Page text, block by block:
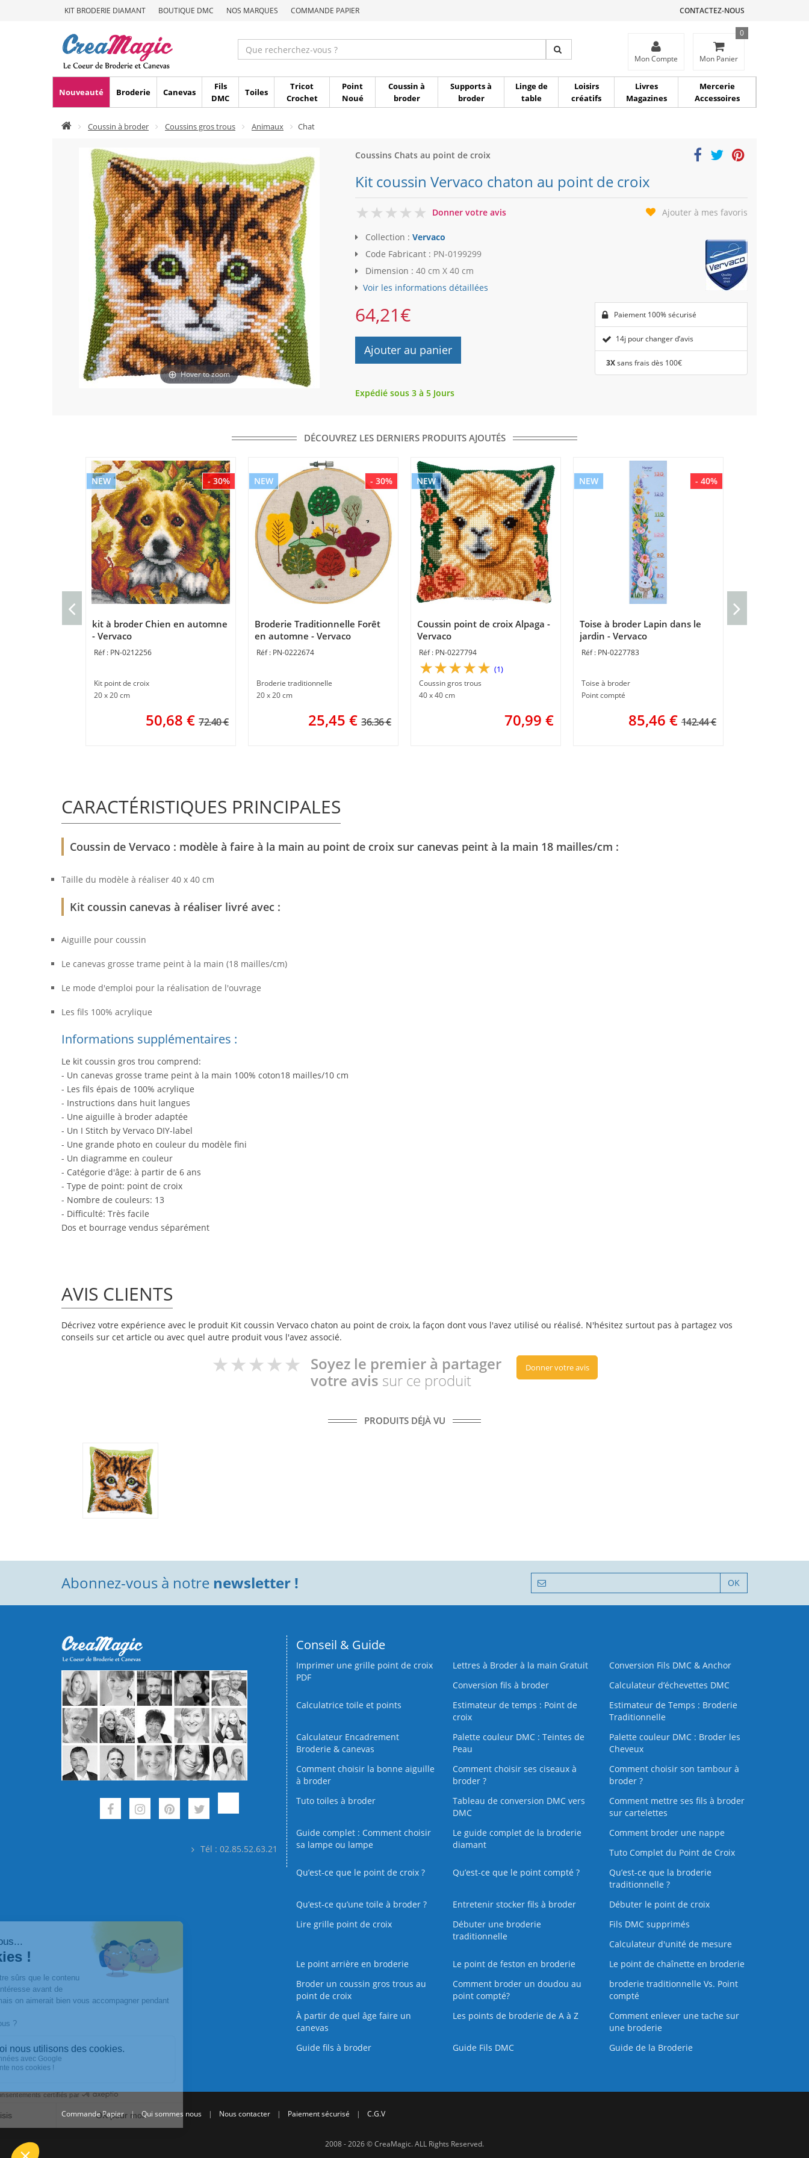
KIT BRODERIE DIAMANT BOUTIQUE DMC NOS MARQUES COMMANDE PAPIER CONTACTEZ-NOUS
Mon Compte Mon Panier
0
Nouveauté Broderie Canevas
Fils
DMC
Toiles
Tricot
Crochet
Point
Noué
Coussin à
broder
Supports à
broder
Linge de
table
Loisirs
créatifs
Livres
Magazines
Mercerie
Accessoires
Coussin à broder Coussins gros trous Animaux Chat
Hover to zoom
Coussins Chats au point de croix
Kit coussin Vervaco chaton au point de croix
0
Donner votre avis Ajouter à mes favoris
Collection : Vervaco
Code Fabricant : PN-0199299
Dimension : 40 cm X 40 cm
Voir les informations détaillées
64,21€
Ajouter au panier
Paiement 100% sécurisé
14j pour changer d’avis
3Xsans frais dès 100€
Expédié sous 3 à 5 Jours
DÉCOUVREZ LES DERNIERS PRODUITS AJOUTÉS
- 30%
NEW
kit à broder Chien en automne
- Vervaco
PN-0212256
Kit point de croix
20 x 20 cm
50,68 € 72.40 €
- 30%
NEW
Broderie Traditionnelle Forêt
en automne - Vervaco
PN-0222674
Broderie traditionnelle
20 x 20 cm
25,45 € 36.36 €
NEW
Coussin point de croix Alpaga -
Vervaco
PN-0227794
(1)
Coussin gros trous
40 x 40 cm
70,99 €
- 40%
NEW
Toise à broder Lapin dans le
jardin - Vervaco
PN-0227783
Toise à broder
Point compté
85,46 € 142.44 €
CARACTÉRISTIQUES PRINCIPALES
Coussin de Vervaco : modèle à faire à la main au point de croix sur canevas peint à la main 18 mailles/cm :
Taille du modèle à réaliser 40 x 40 cm
Kit coussin canevas à réaliser livré avec :
Aiguille pour coussin
Le canevas grosse trame peint à la main (18 mailles/cm)
Le mode d'emploi pour la réalisation de l'ouvrage
Les fils 100% acrylique
Informations supplémentaires :
Le kit coussin gros trou comprend:
- Un canevas grosse trame peint à la main 100% coton18 mailles/10 cm
- Les fils épais de 100% acrylique
- Instructions dans huit langues
- Une aiguille à broder adaptée
- Un I Stitch by Vervaco DIY-label
- Une grande photo en couleur du modèle fini
- Un diagramme en couleur
- Catégorie d'âge: à partir de 6 ans
- Type de point: point de croix
- Nombre de couleurs: 13
- Difficulté: Très facile
Dos et bourrage vendus séparément
AVIS CLIENTS
Décrivez votre expérience avec le produit Kit coussin Vervaco chaton au point de croix, la façon dont vous l'avez utilisé ou réalisé. N'hésitez surtout pas à partagez vos
conseils sur cet article ou avec quel autre produit vous l'avez associé.
Soyez le premier à partager
votre avis sur ce produit
Donner votre avis
PRODUITS DÉJÀ VU
Abonnez-vous à notre newsletter ! OK
Tél : 02.85.52.63.21
Conseil & Guide
Imprimer une grille point de croix
PDF
Lettres à Broder à la main Gratuit
Conversion Fils DMC & Anchor
Conversion fils à broder
Calculateur d’échevettes DMC
Calculatrice toile et points
Estimateur de temps : Point de
croix
Estimateur de Temps : Broderie
Traditionnelle
Calculateur Encadrement
Broderie & canevas
Palette couleur DMC : Teintes de
Peau
Palette couleur DMC : Broder les
Cheveux
Comment choisir la bonne aiguille
à broder
Comment choisir ses ciseaux à
broder ?
Comment choisir son tambour à
broder ?
Tuto toiles à broder
Tableau de conversion DMC vers
DMC
Comment mettre ses fils à broder
sur cartelettes
Guide complet : Comment choisir
sa lampe ou lampe
Le guide complet de la broderie
diamant
Comment broder une nappe
Tuto Complet du Point de Croix
Qu’est-ce que le point de croix ?
Qu’est-ce que le point compté ?
Qu’est-ce que la broderie
traditionnelle ?
Qu’est‑ce qu’une toile à broder ?
Entretenir stocker fils à broder
Débuter le point de croix
Lire grille point de croix
Débuter une broderie
traditionnelle
Fils DMC supprimés
Calculateur d'unité de mesure
Le point arrière en broderie
Le point de feston en broderie
Le point de chaînette en broderie
Broder un coussin gros trous au
point de croix
Comment broder un doudou au
point compté?
broderie traditionnelle Vs. Point
compté
À partir de quel âge faire un
canevas
Les points de broderie de A à Z
Comment enlever une tache sur
une broderie
Guide fils à broder
Guide Fils DMC Guide de la Broderie
Commande Papier | Qui sommes nous | Nous contacter | Paiement sécurisé | C.G.V
2008 - 2026 © CreaMagic. ALL Rights Reserved.